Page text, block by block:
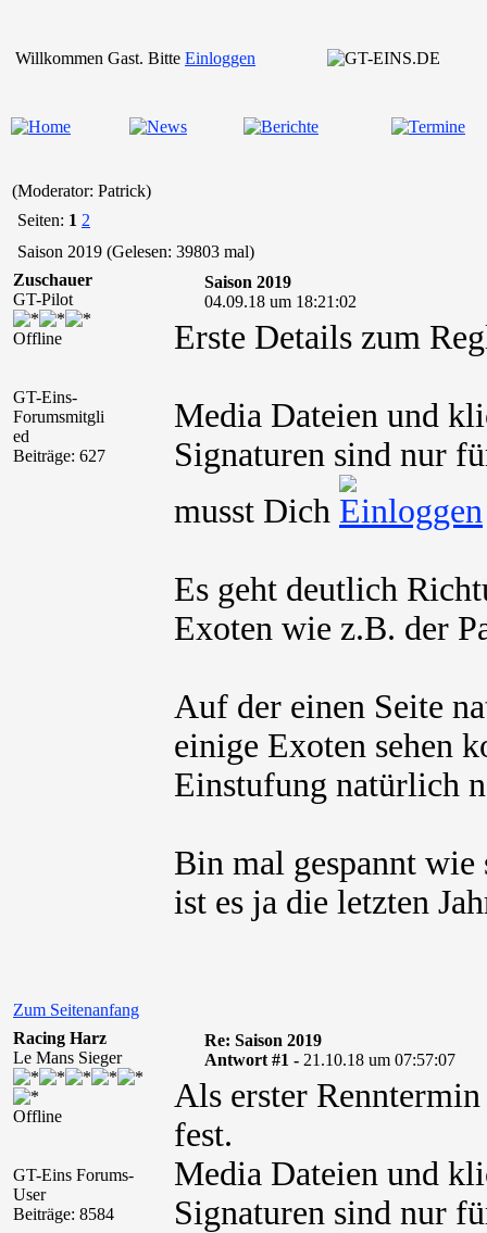
Willkommen Gast. Bitte Einloggen
(Moderator: Patrick)
Seiten: 1 2
Saison 2019 (Gelesen: 39803 mal)
Zuschauer
GT-Pilot
Offline
GT-Eins-
Forumsmitgli
ed
Beiträge: 627
Saison 2019
04.09.18 um 18:21:02
Erste Details zum
Media Dateien und
Signaturen sind nur
musst Dich
Es geht deutlich
Exoten wie z.B. der
Auf der einen Seite
einige Exoten sehen
Einstufung natürlich
Bin mal gespannt
ist es ja die letzten
Zum Seitenanfang
Racing Harz
Le Mans Sieger
Offline
GT-Eins Forums-
User
Beiträge: 8584
Re: Saison 2019
Antwort #1 - 21.10.18 um 07:57:07
Als erster
fest.
Media Dateien und
Signaturen sind nur